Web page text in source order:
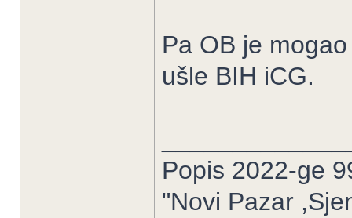
Pa OB je
ušle BIH iCG.
Popis 2022-ge
"Novi Pazar